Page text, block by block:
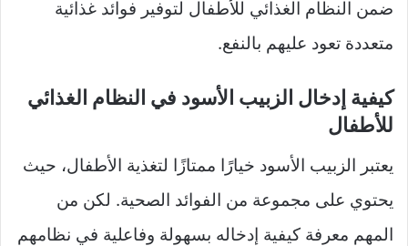
ضمن النظام الغذائي للأطفال لتوفير فوائد غذائية
متعددة تعود عليهم بالنفع.
كيفية إدخال الزبيب الأسود في النظام الغذائي
للأطفال
يعتبر الزبيب الأسود خيارًا ممتازًا لتغذية الأطفال، حيث
يحتوي على مجموعة من الفوائد الصحية. لكن من
المهم معرفة كيفية إدخاله بسهولة وفاعلية في نظامهم